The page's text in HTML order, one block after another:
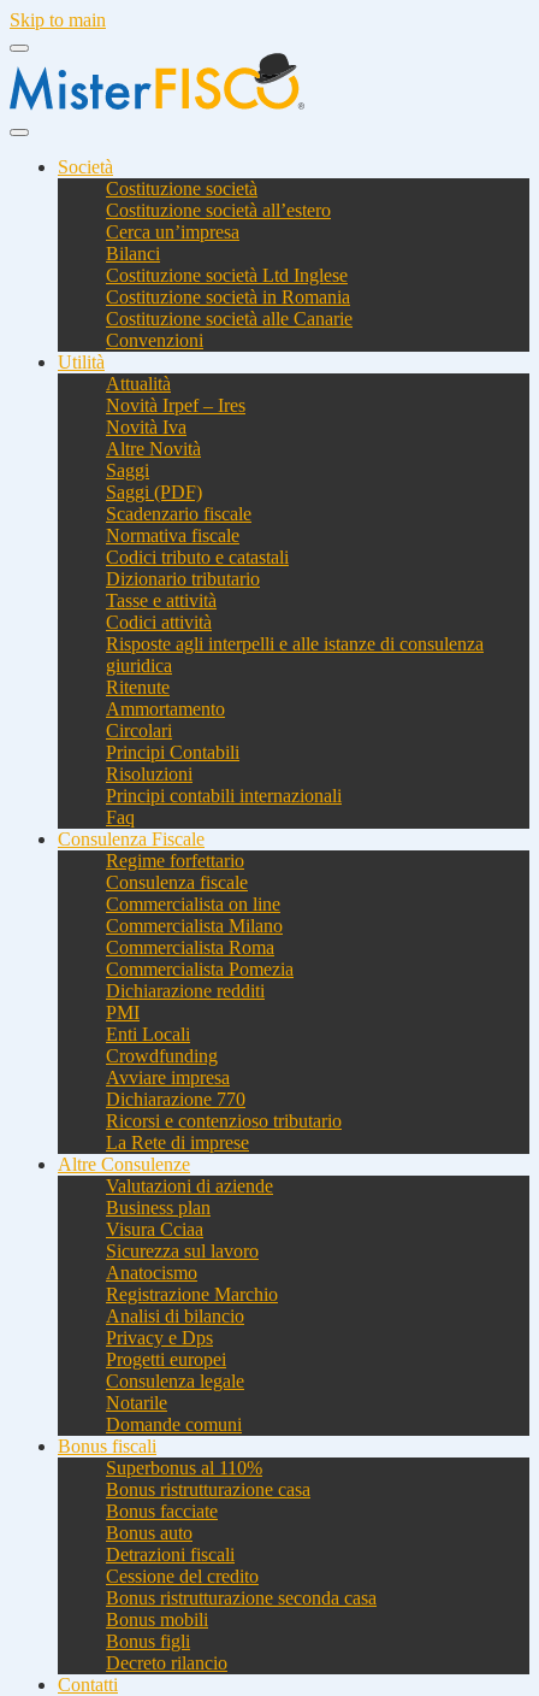
Skip to main
Società
Costituzione società
Costituzione società all’estero
Cerca un’impresa
Bilanci
Costituzione società Ltd Inglese
Costituzione società in Romania
Costituzione società alle Canarie
Convenzioni
Utilità
Attualità
Novità Irpef – Ires
Novità Iva
Altre Novità
Saggi
Saggi (PDF)
Scadenzario fiscale
Normativa fiscale
Codici tributo e catastali
Dizionario tributario
Tasse e attività
Codici attività
Risposte agli interpelli e alle istanze di consulenza
giuridica
Ritenute
Ammortamento
Circolari
Principi Contabili
Risoluzioni
Principi contabili internazionali
Faq
Consulenza Fiscale
Regime forfettario
Consulenza fiscale
Commercialista on line
Commercialista Milano
Commercialista Roma
Commercialista Pomezia
Dichiarazione redditi
PMI
Enti Locali
Crowdfunding
Avviare impresa
Dichiarazione 770
Ricorsi e contenzioso tributario
La Rete di imprese
Altre Consulenze
Valutazioni di aziende
Business plan
Visura Cciaa
Sicurezza sul lavoro
Anatocismo
Registrazione Marchio
Analisi di bilancio
Privacy e Dps
Progetti europei
Consulenza legale
Notarile
Domande comuni
Bonus fiscali
Superbonus al 110%
Bonus ristrutturazione casa
Bonus facciate
Bonus auto
Detrazioni fiscali
Cessione del credito
Bonus ristrutturazione seconda casa
Bonus mobili
Bonus figli
Decreto rilancio
Contatti